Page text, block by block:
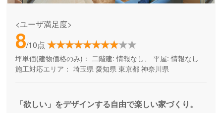
<ユーザ満足度>
8/10点
坪単価(建物価格のみ)： 二階建: 情報なし、 平屋: 情報なし
施工対応エリア： 埼玉県 愛知県 東京都 神奈川県
「欲しい」をデザインする自由で楽しい家づくり。